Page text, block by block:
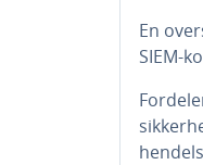
En
SIEM-